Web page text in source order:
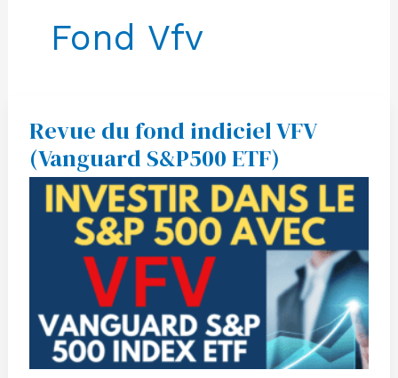
Fond Vfv
Revue du fond indiciel VFV
(Vanguard S&P500 ETF)
Revue
du
fond
indiciel
VFV
(Vanguard
S&P500
ETF)